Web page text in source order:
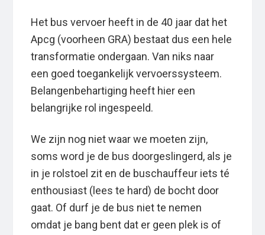
Het bus vervoer heeft in de 40 jaar dat het
Apcg (voorheen GRA) bestaat dus een hele
transformatie ondergaan. Van niks naar
een goed toegankelijk vervoerssysteem.
Belangenbehartiging heeft hier een
belangrijke rol ingespeeld.
We zijn nog niet waar we moeten zijn,
soms word je de bus doorgeslingerd, als je
in je rolstoel zit en de buschauffeur iets té
enthousiast (lees te hard) de bocht door
gaat. Of durf je de bus niet te nemen
omdat je bang bent dat er geen plek is of